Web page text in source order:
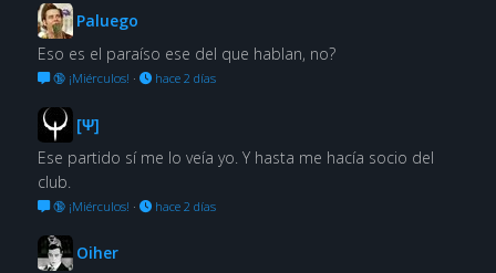
Paluego
Eso es el paraíso ese del que hablan, no?
🔞 ¡Miérculos! · hace 2 días
[Ψ]
Ese partido sí me lo veía yo. Y hasta me hacía socio del
club.
🔞 ¡Miérculos! · hace 2 días
Oiher